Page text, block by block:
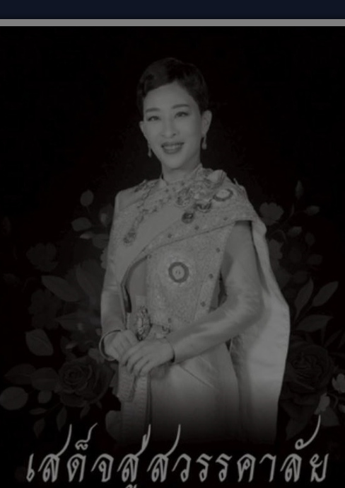
รับเรื่องร้องเรียน ติดต่อเรา สมัครงาน E-Services
ฐานข้อมูล เกี่ยวกับศาสนา ศิลปะ วัฒนธรรม ประเพณี
01 ธันวาคม 2568